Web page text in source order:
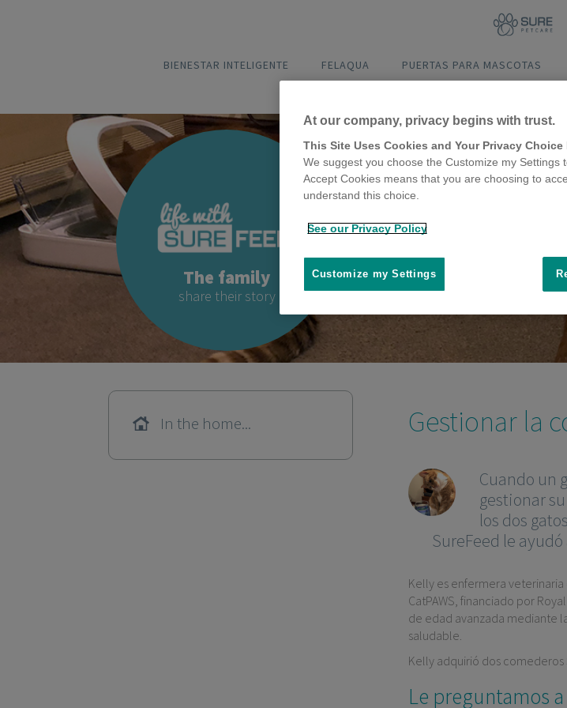
BIENESTAR INTELIGENTE FELAQUA PUERTAS PARA MASCOTAS
The family
share their story
Gestionar la
Cuando un
gestionar
los dos
SureFeed le
Kelly es enfermera
CatPAWS , financiado por Royal
de edad avanzada mediante
saludable.
Kelly adquirió dos comederos
Le preguntamos
In the home...
At our company, privacy begins with trust.
This Site Uses Cookies and Your Privacy
We suggest you choose the Customize my Settings
Accept Cookies means that you are choosing to
understand this choice.
See our Privacy Policy
Customize my Settings